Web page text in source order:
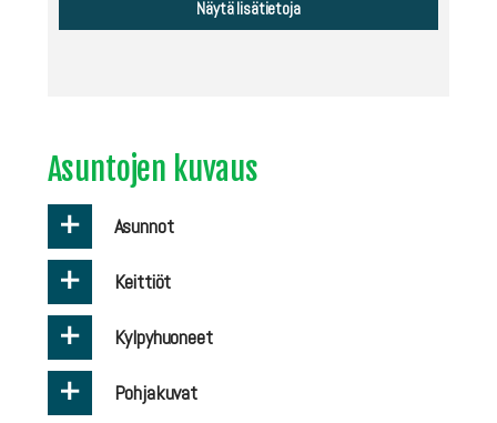
Asuntojen kuvaus
+ Asunnot
+ Keittiöt
+ Kylpyhuoneet
+ Pohjakuvat